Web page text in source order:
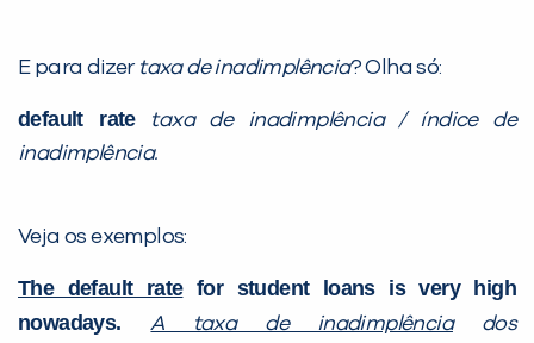
E para dizer taxa de inadimplência? Olha só:
default rate
taxa de inadimplência / índice de
inadimplência.
Veja os exemplos:
The default ratefor student loans is very high
nowadays. A taxa de inadimplênciados